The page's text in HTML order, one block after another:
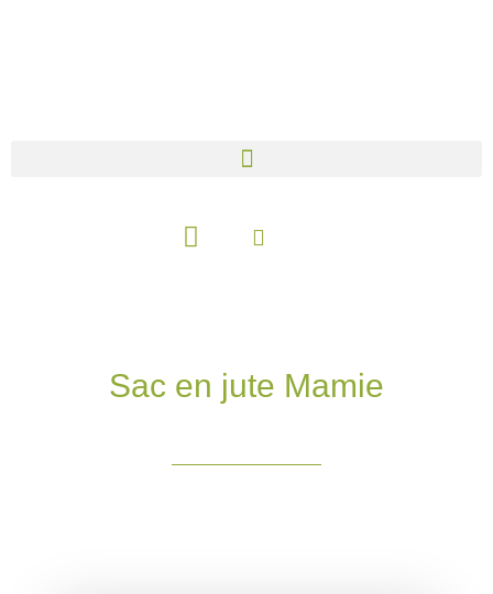
Panier
Sac en jute Mamie